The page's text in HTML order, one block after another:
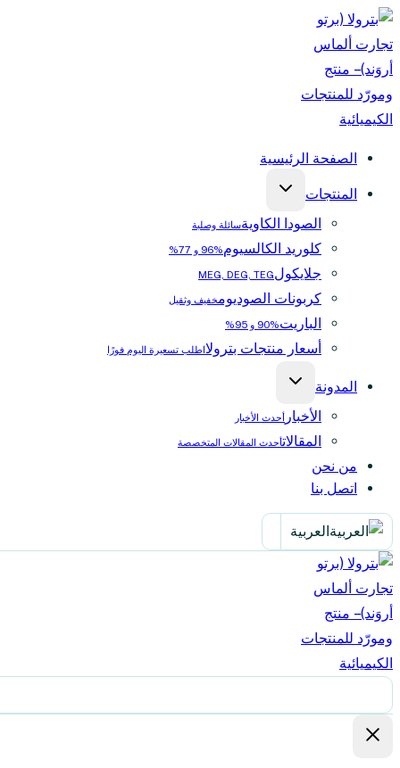
التجاوز
إلى
المحتوى
الصفحة الرئيسية
المنتجات
الصودا الكاويةسائلة وصلبة
كلوريد الكالسيوم%96 و 77%
جلايكولMEG, DEG, TEG
كربونات الصوديومخفيف وثقيل
الباريت%90 و 95%
أسعار منتجات بترولااطلب تسعيرة اليوم فورًا
المدونة
الأخبار أحدث الأخبار
المقالاتأحدث المقالات المتخصصة
من نحن
اتصل بنا
العربية